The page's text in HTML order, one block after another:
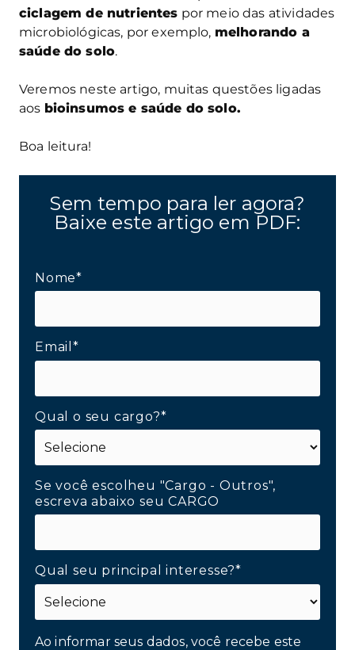
ciclagem de nutrientes por meio das atividades
microbiológicas, por exemplo, melhorando a
saúde do solo.
Veremos neste artigo, muitas questões ligadas
aos bioinsumos e saúde do solo.
Boa leitura!
Sem tempo para ler agora?
Baixe este artigo em PDF:
Nome*
Email*
Qual o seu cargo?*
Se você escolheu "Cargo - Outros",
escreva abaixo seu CARGO
Qual seu principal interesse?*
Ao informar seus dados, você recebe este